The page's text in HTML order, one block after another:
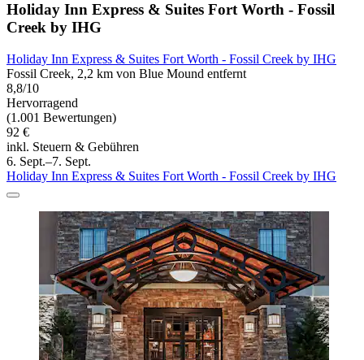
Holiday Inn Express & Suites Fort Worth - Fossil
Creek by IHG
Holiday Inn Express & Suites Fort Worth - Fossil Creek by IHG
Fossil Creek, 2,2 km von Blue Mound entfernt
8,8/10
Hervorragend
(1.001 Bewertungen)
92 €
inkl. Steuern & Gebühren
6. Sept.–7. Sept.
Holiday Inn Express & Suites Fort Worth - Fossil Creek by IHG